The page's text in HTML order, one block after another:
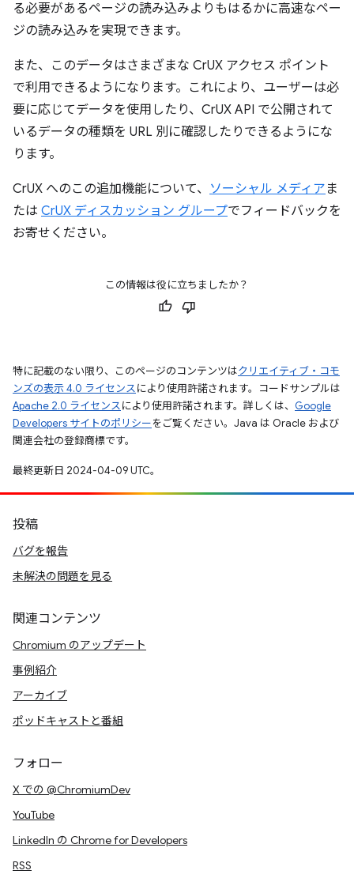
る必要があるページの読み込みよりもはるかに高速なペー
ジの読み込みを実現できます。
また、このデータはさまざまな CrUX アクセス ポイント
で利用できるようになります。これにより、ユーザーは必
要に応じてデータを使用したり、CrUX API で公開されて
いるデータの種類を URL 別に確認したりできるようにな
ります。
CrUX へのこの追加機能について、 ソーシャル メディア ま
たは CrUX ディスカッション グループでフィードバックを
お寄せください。
この情報は役に立ちましたか？
特に記載のない限り、このページのコンテンツはクリエイティブ・コモ
ンズの表示 4.0 ライセンスにより使用許諾されます。コードサンプルは
Apache 2.0 ライセンスにより使用許諾されます。詳しくは、 Google
Developers サイトのポリシーをご覧ください。Java は Oracle および
関連会社の登録商標です。
最終更新日 2024-04-09 UTC。
投稿
バグを報告
未解決の問題を見る
関連コンテンツ
Chromium のアップデート
事例紹介
アーカイブ
ポッドキャストと番組
フォロー
X での @ChromiumDev
YouTube
LinkedIn の Chrome for Developers
RSS